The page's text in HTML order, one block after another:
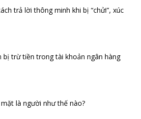
trả lời thông minh khi bị “chửi”, xúc
bị trừ tiền trong tài khoản ngân hàng
là người như thế nào?